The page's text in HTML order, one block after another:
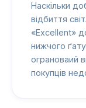
Наскільки
відбиття
«Excellent»
нижчого
ограноваий
покупців